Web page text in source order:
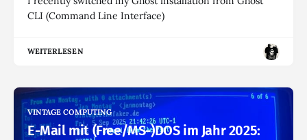
CLI (Command Line Interface)
WEITERLESEN
VINTAGE COMPUTING
E-Mail mit (Free/MS-)DOS im Jahr 2025: